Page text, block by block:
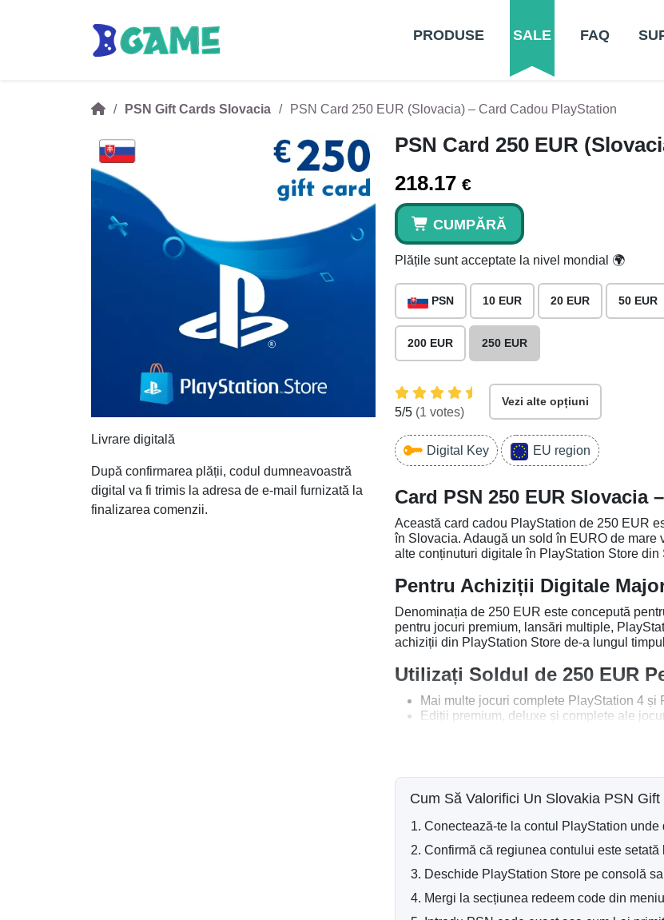
PRODUSE SALE FAQ
PSN Gift Cards Slovacia PSN Card 250 EUR (Slovacia) – Card Cadou PlayStation
Livrare digitală
După confirmarea plății, codul dumneavoastră
digital va fi trimis la adresa de e-mail furnizată la
finalizarea comenzii.
PSN Card 250 EUR
218.17 €
CUMPĂRĂ
Plățile sunt acceptate la nivel mondial 🌍
PSN 10 EUR 20 EUR 50 EUR
200 EUR 250 EUR
5/5 (1 votes)
Vezi alte opțiuni
Digital Key EU region
Card PSN 250 EUR Slovacia
Această card cadou PlayStation de 250 EUR
în Slovacia. Adaugă un sold în EURO de
alte conținuturi digitale în PlayStation Store din
Pentru Achiziții Digitale
Denominația de 250 EUR este concepută
pentru jocuri premium, lansări multiple,
achiziții din PlayStation Store de-a lungul
Utilizați Soldul de 250 EUR
Mai multe jocuri complete PlayStation 4 și
Ediții premium, deluxe și complete ale
Pachete digitale, monedă în joc și extensii
Livrarea Codului Online
Codul dvs. PSN este trimis digital după
de email și poate fi utilizat pe un cont
Cont PlayStation Slovac
Important: această card cadou PlayStation
Slovacia.
Cum Să Valorifici Un Slovakia PSN Gift
Conectează-te la contul PlayStation
Confirmă că regiunea contului este setată
Deschide PlayStation Store pe consolă
Mergi la secțiunea redeem code din